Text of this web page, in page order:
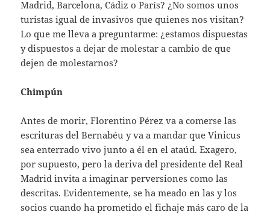
Madrid, Barcelona, Cádiz o París? ¿No somos unos
turistas igual de invasivos que quienes nos visitan?
Lo que me lleva a preguntarme: ¿estamos dispuestas
y dispuestos a dejar de molestar a cambio de que
dejen de molestarnos?
Chimpún
Antes de morir, Florentino Pérez va a comerse las
escrituras del Bernabéu y va a mandar que Vinicus
sea enterrado vivo junto a él en el ataúd. Exagero,
por supuesto, pero la deriva del presidente del Real
Madrid invita a imaginar perversiones como las
descritas. Evidentemente, se ha meado en las y los
socios cuando ha prometido el fichaje más caro de la